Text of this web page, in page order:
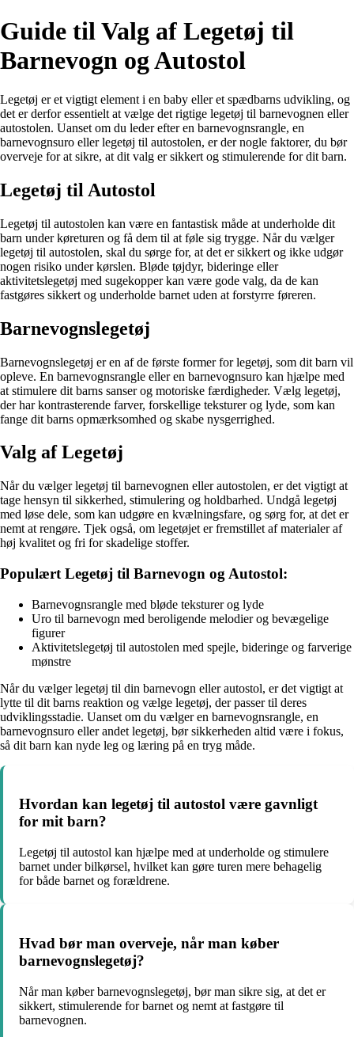
Guide til Valg af Legetøj til
Barnevogn og Autostol
Legetøj er et vigtigt element i en baby eller et spædbarns udvikling, og
det er derfor essentielt at vælge det rigtige legetøj til barnevognen eller
autostolen. Uanset om du leder efter en barnevognsrangle, en
barnevognsuro eller legetøj til autostolen, er der nogle faktorer, du bør
overveje for at sikre, at dit valg er sikkert og stimulerende for dit barn.
Legetøj til Autostol
Legetøj til autostolen kan være en fantastisk måde at underholde dit
barn under køreturen og få dem til at føle sig trygge. Når du vælger
legetøj til autostolen, skal du sørge for, at det er sikkert og ikke udgør
nogen risiko under kørslen. Bløde tøjdyr, bideringe eller
aktivitetslegetøj med sugekopper kan være gode valg, da de kan
fastgøres sikkert og underholde barnet uden at forstyrre føreren.
Barnevognslegetøj
Barnevognslegetøj er en af de første former for legetøj, som dit barn vil
opleve. En barnevognsrangle eller en barnevognsuro kan hjælpe med
at stimulere dit barns sanser og motoriske færdigheder. Vælg legetøj,
der har kontrasterende farver, forskellige teksturer og lyde, som kan
fange dit barns opmærksomhed og skabe nysgerrighed.
Valg af Legetøj
Når du vælger legetøj til barnevognen eller autostolen, er det vigtigt at
tage hensyn til sikkerhed, stimulering og holdbarhed. Undgå legetøj
med løse dele, som kan udgøre en kvælningsfare, og sørg for, at det er
nemt at rengøre. Tjek også, om legetøjet er fremstillet af materialer af
høj kvalitet og fri for skadelige stoffer.
Populært Legetøj til Barnevogn og Autostol:
Barnevognsrangle med bløde teksturer og lyde
Uro til barnevogn med beroligende melodier og bevægelige
figurer
Aktivitetslegetøj til autostolen med spejle, bideringe og farverige
mønstre
Når du vælger legetøj til din barnevogn eller autostol, er det vigtigt at
lytte til dit barns reaktion og vælge legetøj, der passer til deres
udviklingsstadie. Uanset om du vælger en barnevognsrangle, en
barnevognsuro eller andet legetøj, bør sikkerheden altid være i fokus,
så dit barn kan nyde leg og læring på en tryg måde.
Hvordan kan legetøj til autostol være gavnligt
for mit barn?
Legetøj til autostol kan hjælpe med at underholde og stimulere
barnet under bilkørsel, hvilket kan gøre turen mere behagelig
for både barnet og forældrene.
Hvad bør man overveje, når man køber
barnevognslegetøj?
Når man køber barnevognslegetøj, bør man sikre sig, at det er
sikkert, stimulerende for barnet og nemt at fastgøre til
barnevognen.